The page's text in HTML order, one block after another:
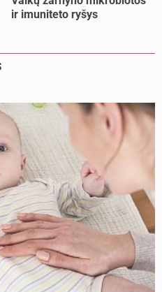
ir imuniteto ryšys